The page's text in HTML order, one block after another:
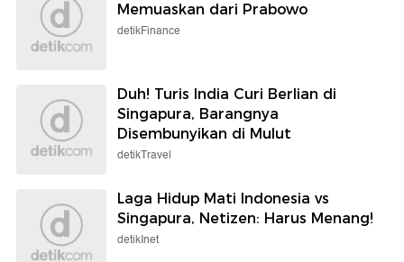
Memuaskan dari Prabowo
detikFinance
Duh! Turis India Curi Berlian di
Singapura, Barangnya
Disembunyikan di Mulut
detikTravel
Laga Hidup Mati Indonesia vs
Singapura, Netizen: Harus Menang!
detikInet